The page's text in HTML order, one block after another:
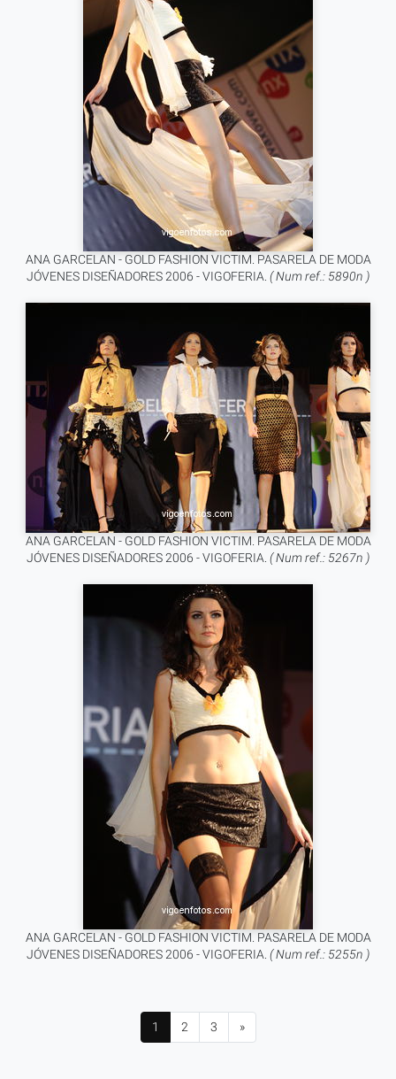
ANA GARCELAN - GOLD FASHION VICTIM. PASARELA DE MODA
JÓVENES DISEÑADORES 2006 - VIGOFERIA. ( Num ref.: 5890n )
ANA GARCELAN - GOLD FASHION VICTIM. PASARELA DE MODA
JÓVENES DISEÑADORES 2006 - VIGOFERIA. ( Num ref.: 5267n )
ANA GARCELAN - GOLD FASHION VICTIM. PASARELA DE MODA
JÓVENES DISEÑADORES 2006 - VIGOFERIA. ( Num ref.: 5255n )
1 2 3 »